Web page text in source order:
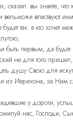
сказал: вы знаете,
вельможи властвуют
так: а кто хочет
быть первым, да
не для того
душу Свою для
из Иерихона, за Ним
у дороги,
нас, Господи,